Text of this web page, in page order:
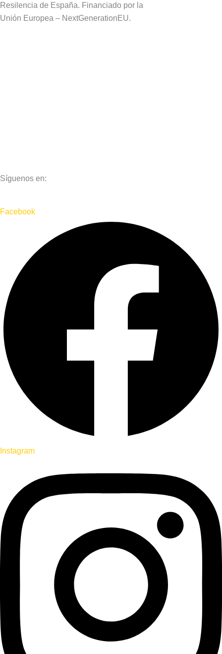
Resilencia de España. Financiado por la
Unión Europea – NextGenerationEU.
Síguenos en:
Facebook
Instagram